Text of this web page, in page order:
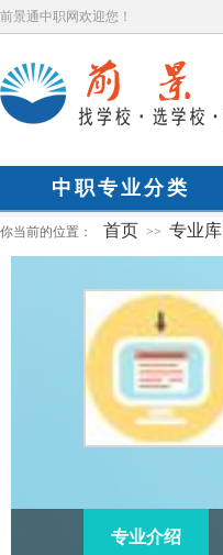
前景通中职网欢迎您！
中职专业分类
你当前的位置： 首页 >> 专业库
专业介绍